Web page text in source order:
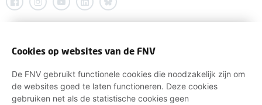
Cookies op websites van de FNV
De FNV gebruikt functionele cookies die noodzakelijk zijn om
de websites goed te laten functioneren. Deze cookies
gebruiken net als de statistische cookies geen